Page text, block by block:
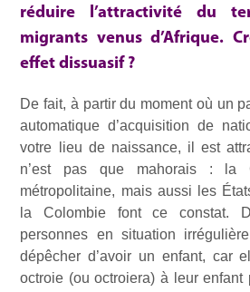
réduire l’attractivité du
migrants venus d’Afrique.
effet dissuasif ?
De fait, à partir du moment où un
automatique d’acquisition de
votre lieu de naissance, il est
n’est pas que mahorais : la
métropolitaine, mais aussi les
la Colombie font ce constat.
personnes en situation
dépêcher d’avoir un enfant, car
octroie (ou octroiera) à leur enfant